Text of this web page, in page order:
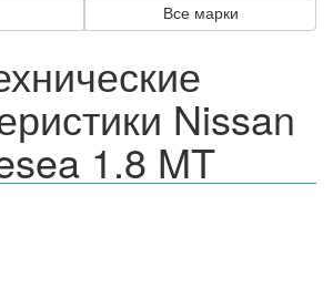
Все марки
Nissan
1.8 MT